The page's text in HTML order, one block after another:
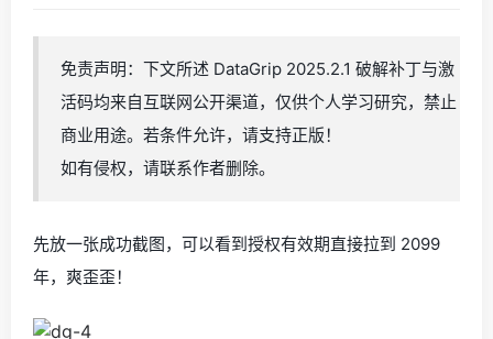
免责声明：下文所述 DataGrip 2025.2.1 破解补丁与激
活码均来自互联网公开渠道，仅供个人学习研究，禁止
商业用途。若条件允许，请支持正版！
如有侵权，请联系作者删除。
先放一张成功截图，可以看到授权有效期直接拉到 2099
年，爽歪歪！